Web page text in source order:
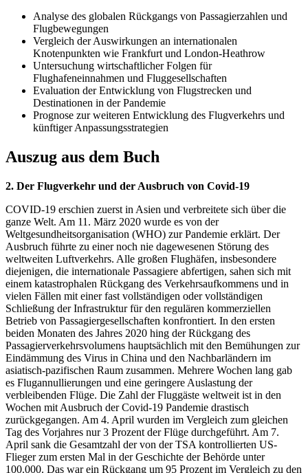
Analyse des globalen Rückgangs von Passagierzahlen und
Flugbewegungen
Vergleich der Auswirkungen an internationalen
Knotenpunkten wie Frankfurt und London-Heathrow
Untersuchung wirtschaftlicher Folgen für
Flughafeneinnahmen und Fluggesellschaften
Evaluation der Entwicklung von Flugstrecken und
Destinationen in der Pandemie
Prognose zur weiteren Entwicklung des Flugverkehrs und
künftiger Anpassungsstrategien
Auszug aus dem Buch
2. Der Flugverkehr und der Ausbruch von Covid-19
COVID-19 erschien zuerst in Asien und verbreitete sich über die
ganze Welt. Am 11. März 2020 wurde es von der
Weltgesundheitsorganisation (WHO) zur Pandemie erklärt. Der
Ausbruch führte zu einer noch nie dagewesenen Störung des
weltweiten Luftverkehrs. Alle großen Flughäfen, insbesondere
diejenigen, die internationale Passagiere abfertigen, sahen sich mit
einem katastrophalen Rückgang des Verkehrsaufkommens und in
vielen Fällen mit einer fast vollständigen oder vollständigen
Schließung der Infrastruktur für den regulären kommerziellen
Betrieb von Passagiergesellschaften konfrontiert. In den ersten
beiden Monaten des Jahres 2020 hing der Rückgang des
Passagierverkehrsvolumens hauptsächlich mit den Bemühungen zur
Eindämmung des Virus in China und den Nachbarländern im
asiatisch-pazifischen Raum zusammen. Mehrere Wochen lang gab
es Flugannullierungen und eine geringere Auslastung der
verbleibenden Flüge. Die Zahl der Fluggäste weltweit ist in den
Wochen mit Ausbruch der Covid-19 Pandemie drastisch
zurückgegangen. Am 4. April wurden im Vergleich zum gleichen
Tag des Vorjahres nur 3 Prozent der Flüge durchgeführt. Am 7.
April sank die Gesamtzahl der von der TSA kontrollierten US-
Flieger zum ersten Mal in der Geschichte der Behörde unter
100.000. Das war ein Rückgang um 95 Prozent im Vergleich zu den